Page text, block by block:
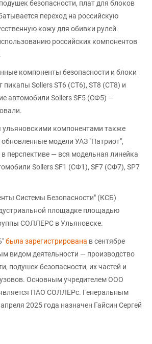
безопасности, плат для блоков
переход на российскую
кожу для обивки рулей.
российских компонентов
компоненты безопасности и блоки
пикапы Sollers ST6 (СТ6), ST8 (СТ8) и
автомобили Sollers SF5 (СФ5) —
компонентами также
модели УАЗ "Патриот",
перспективе — вся модельная линейка
Sollers SF1 (СФ1), SF7 (СФ7), SP7
Системы Безопасности" (КСБ)
площадке площадью
СОЛЛЕРС в Ульяновске.
была зарегистрирована в сентябре
видом деятельности — производство
подушек безопасности, их частей и
Основным учредителем ООО
ПАО СОЛЛЕРс. Генеральным
2025 года назначен Гайсин Сергей